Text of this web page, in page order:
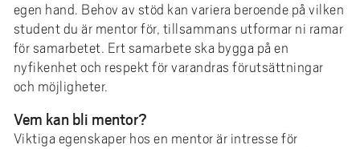
egen hand. Behov av stöd kan variera beroende på vilken
student du är mentor för, tillsammans utformar ni ramar
för samarbetet. Ert samarbete ska bygga på en
nyfikenhet och respekt för varandras förutsättningar
och möjligheter.
Vem kan bli mentor?
Viktiga egenskaper hos en mentor är intresse för